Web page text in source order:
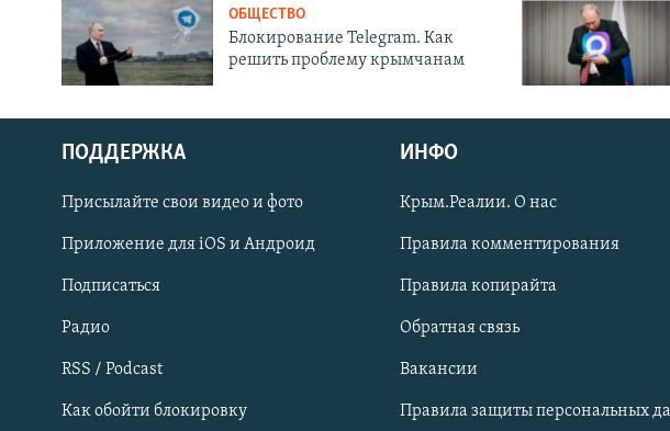
Українською
Qırımtatar
ПРИСОЕДИНЯЙТЕСЬ!
ОБЩЕСТВО
Блокирование Telegram. Как
решить проблему крымчанам
ПОДДЕРЖКА
Присылайте свои видео и фото
Приложение для iOS и Андроид
Подписаться
Радио
RSS / Podcast
Как обойти блокировку
ИНФО
Крым.Реалии. О нас
Правила комментирования
Правила копирайта
Обратная связь
Вакансии
Правила защиты персональных